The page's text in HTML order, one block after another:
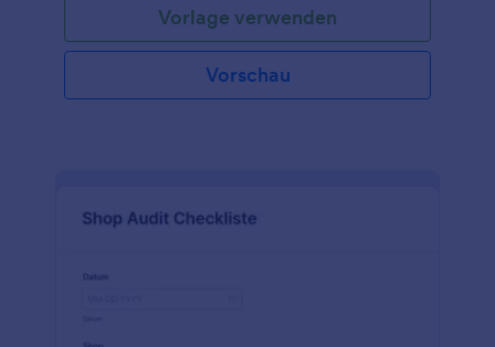
Vorlage verwenden
Vorschau